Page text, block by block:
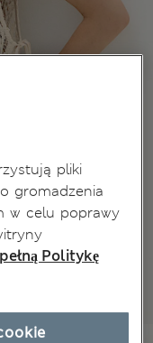
pliki
gromadzenia
w celu poprawy
Politykę